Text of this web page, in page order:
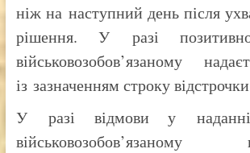
ніж на наступний день після
рішення. У разі
військовозобов’язаному
із зазначенням строку
У разі відмови у наданні
військовозобов’язаному